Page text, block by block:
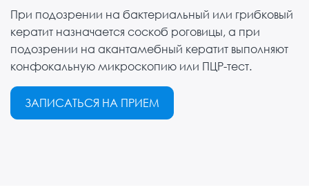
При подозрении на бактериальный или грибковый
кератит назначается соскоб роговицы, а при
подозрении на акантамебный кератит выполняют
конфокальную микроскопию или ПЦР-тест.
ЗАПИСАТЬСЯ НА ПРИЕМ